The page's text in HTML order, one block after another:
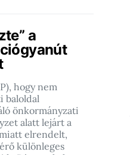
a
hogy nem
baloldal
önkormányzati
alatt lejárt a
elrendelt,
különleges